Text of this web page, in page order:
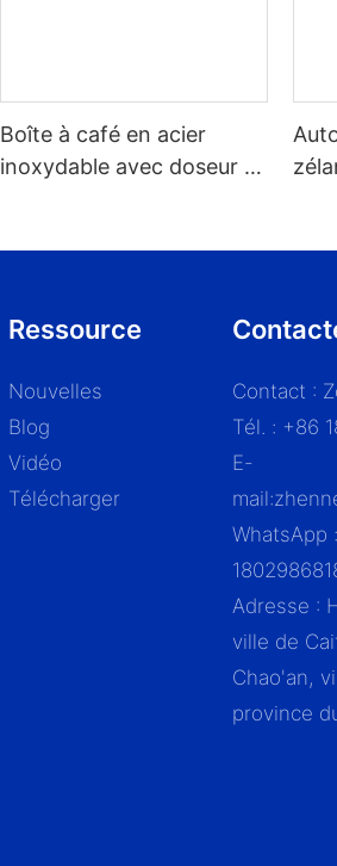
Boîte à café en acier
inoxydable avec doseur et
Ressource
Nouvelles
Blog
Vidéo
Télécharger
Contact :
Tél. : +86
E-
mail:
WhatsApp
Adresse :
ville de
Chao'an,
province